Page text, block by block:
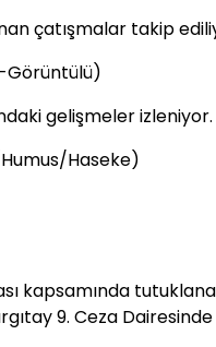
çatışmalar takip
Görüntülü)
gelişmeler izleniyor.
Haseke)
kapsamında
9. Ceza